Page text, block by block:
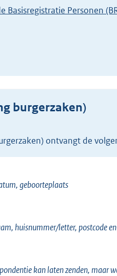
Basisregistratie Personen
burgerzaken)
ontvangt de
geboorteplaats
huisnummer/letter, postcode
kan laten zenden, maar